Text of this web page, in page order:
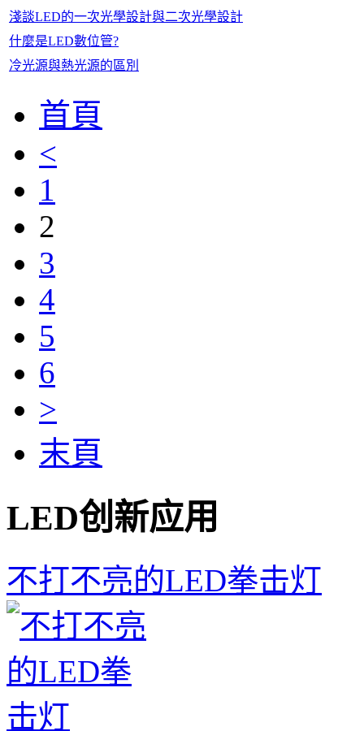
淺談LED的一次光學設計與二次光學設計
什麼是LED數位管?
冷光源與熱光源的區別
首頁
<
1
2
3
4
5
6
>
末頁
LED创新应用
不打不亮的LED拳击灯